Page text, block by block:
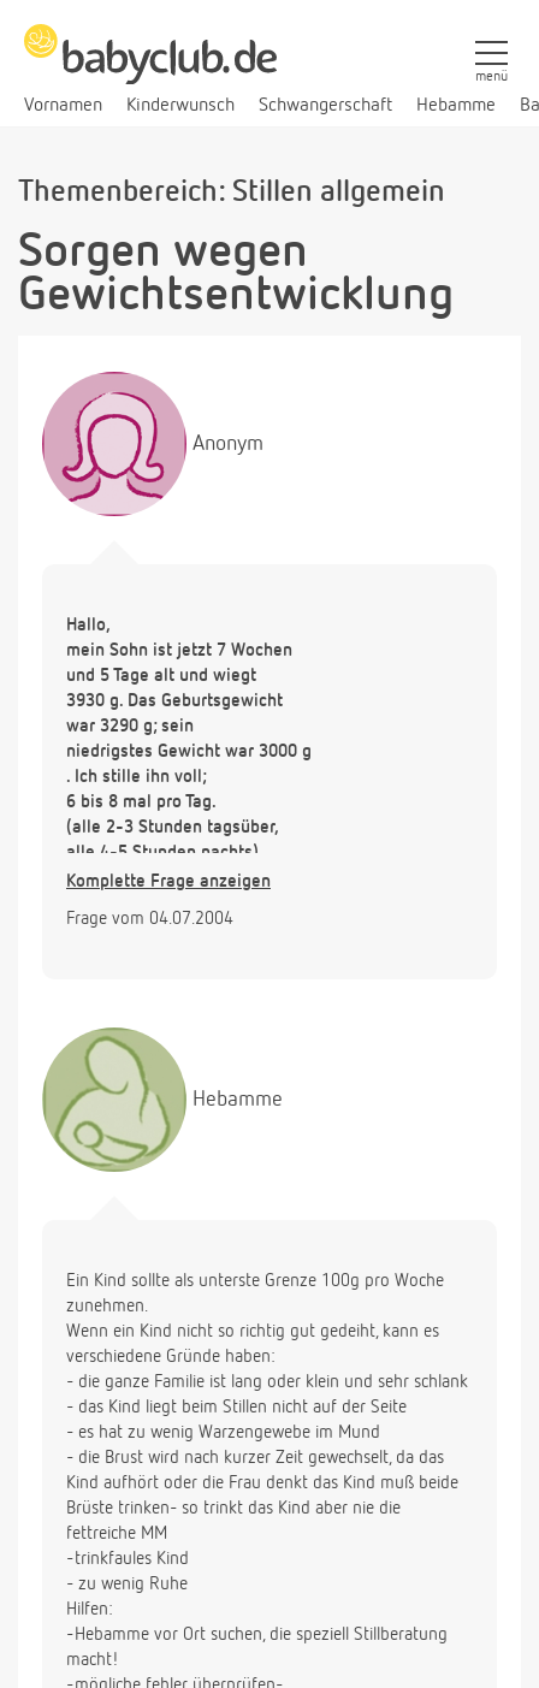
Vornamen Kinderwunsch Schwangerschaft Hebamme
menü
Themenbereich: Stillen allgemein
Sorgen wegen
Gewichtsentwicklung
Anonym
Hallo,
mein Sohn ist jetzt 7 Wochen
und 5 Tage alt und wiegt
3930 g. Das Geburtsgewicht
war 3290 g; sein
niedrigstes Gewicht war 3000 g
. Ich stille ihn voll;
6 bis 8 mal pro Tag.
(alle 2-3 Stunden tagsüber,
alle 4-5 Stunden nachts).
Er hat 4-6 nasse Windeln
pro Woche Stuhlgang.
um nicht abzustillen.
Was kann ich tun?
Komplette Frage anzeigen
Frage vom 04.07.2004
Hebamme
Ein Kind sollte als unterste Grenze 100g pro Woche
zunehmen.
Wenn ein Kind nicht so richtig gut gedeiht, kann es
verschiedene Gründe haben:
- die ganze Familie ist lang oder klein und sehr schlank
- das Kind liegt beim Stillen nicht auf der Seite
- es hat zu wenig Warzengewebe im Mund
- die Brust wird nach kurzer Zeit gewechselt, da das
Kind aufhört oder die Frau denkt das Kind muß beide
Brüste trinken- so trinkt das Kind aber nie die
fettreiche MM
-trinkfaules Kind
- zu wenig Ruhe
Hilfen:
-Hebamme vor Ort suchen, die speziell Stillberatung
macht!